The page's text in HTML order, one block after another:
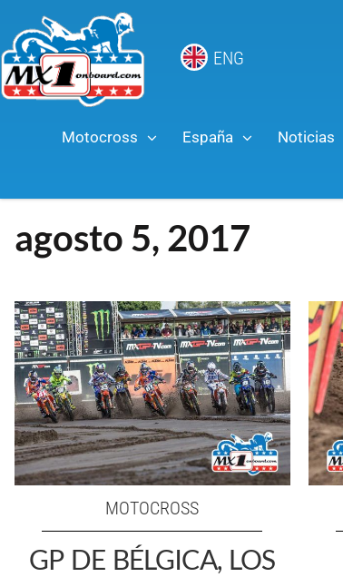
ENG
Motocross España Noticias
agosto 5, 2017
MOTOCROSS
GP DE BÉLGICA, LOS